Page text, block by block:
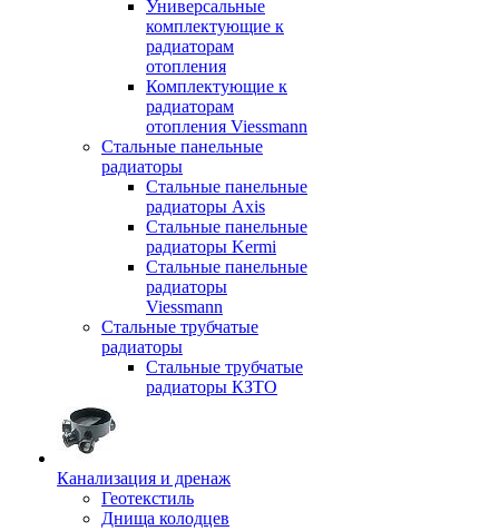
Универсальные
комплектующие к
радиаторам
отопления
Комплектующие к
радиаторам
отопления Viessmann
Стальные панельные
радиаторы
Стальные панельные
радиаторы Axis
Стальные панельные
радиаторы Kermi
Стальные панельные
радиаторы
Viessmann
Стальные трубчатые
радиаторы
Стальные трубчатые
радиаторы КЗТО
Канализация и дренаж
Геотекстиль
Днища колодцев